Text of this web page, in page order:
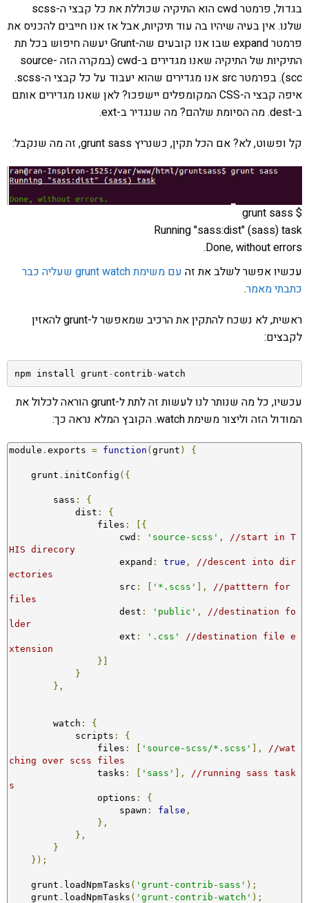
בגדול, פרמטר cwd הוא התיקיה שכוללת את כל קבצי ה-scss
שלנו. אין בעיה שיהיו בה עוד תיקיות, אבל אז אנו חייבים להכניס את
פרמטר expand שבו אנו קובעים שה-Grunt יעשה חיפוש בכל תת
התיקיות של התיקיה שאנו מגדירים ב-cwd (במקרה הזה source-
scc). בפרמטר src אנו מגדירים שהוא יעבוד על כל קבצי ה-scss.
איפה קבצי ה-CSS המקומפלים יישפכו? לאן שאנו מגדירים אותם
ב-dest. מה הסיומת שלהם? מה שנגדיר ב-ext.
קל ופשוט, לא? אם הכל תקין, כשנריץ grunt sass, זה מה שנקבל:
$ grunt sass
Running "sass:dist" (sass) task
Done, without errors.
עכשיו אפשר לשלב את זה
עם משימת grunt watch שעליה כבר
כתבתי מאמר.
ראשית, לא נשכח להתקין את הרכיב שמאפשר ל-grunt להאזין
לקבצים:
npm install grunt - contrib -watch
עכשיו, כל מה שנותר לנו לעשות זה לתת ל-grunt הוראה לכלול את
המודול הזה וליצור משימת watch. הקובץ המלא נראה כך:
module . exports = function ( grunt ) {
    grunt
. initConfig ({
        sass
:
{
            dist
:
{
                files
:
[{
                    cwd
: 'source-scss' ,
//start in T
HIS direcory
                    expand
: true ,
//descent into dir
ectories
                    src
: '*.scss' ],
//patttern for
files
                    dest
: 'public' ,
//destination fo
lder
                    ext
: '.css'
//destination file e
xtension
}]
}
},
        watch
:
{
            scripts
:
{
                files
: 'source-scss/*.scss' ],
//wat
ching over scss files
                tasks
: 'sass' ],
//running sass task
s
                options
:
{
                    spawn
: false ,
},
},
}
});
    grunt
. loadNpmTasks ( 'grunt-contrib-sass' );
    grunt
. loadNpmTasks ( 'grunt-contrib-watch' );